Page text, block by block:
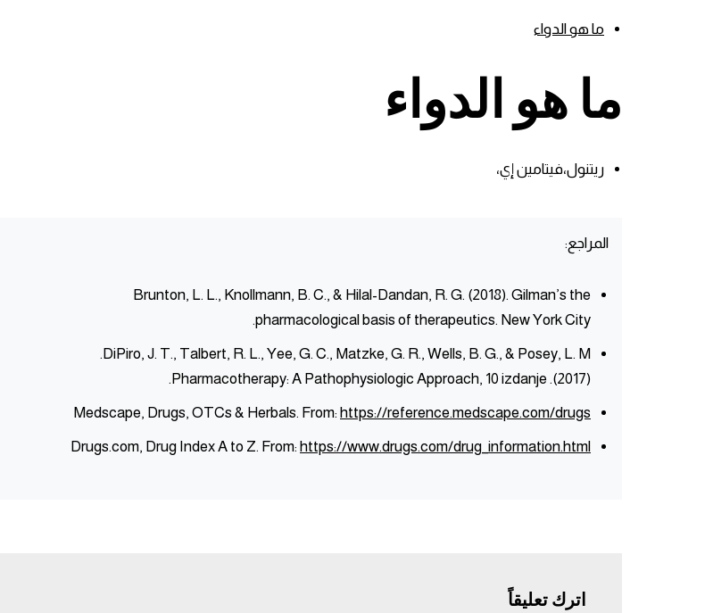
ما هو الدواء
ما هو الدواء
ريتنول،فيتامين إي،
المراجع:
Brunton, L. L., Knollmann, B. C., & Hilal-Dandan, R. G. (2018). Gilman’s the
pharmacological basis of therapeutics. New York City.
DiPiro, J. T., Talbert, R. L., Yee, G. C., Matzke, G. R., Wells, B. G., & Posey, L. M.
(2017). Pharmacotherapy: A Pathophysiologic Approach, 10 izdanje.
Medscape, Drugs, OTCs & Herbals. From: https://reference.medscape.com/drugs
Drugs.com, Drug Index A to Z. From: https://www.drugs.com/drug_information.html
اترك تعليقاً